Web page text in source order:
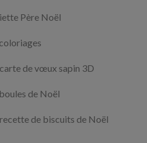
Père Noël
de vœux sapin 3D
de Noël
de biscuits de Noël